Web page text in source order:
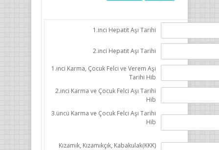
1.inci Hepatit Aşı Tarihi
2.inci Hepatit Aşı Tarihi
1.inci Karma, Çocuk Felci ve Verem Aşı
Tarihi Hib
2.inci Karma ve Çocuk Felci Aşı Tarihi
Hib
3.üncü Karma ve Çocuk Felci Aşı Tarihi
Hib
Kızamık, Kızamıkçık, Kabakulak(KKK)